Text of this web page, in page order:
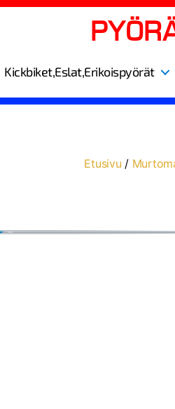
Kickbiket,Eslat,Erikoispyörät
Etusivu /